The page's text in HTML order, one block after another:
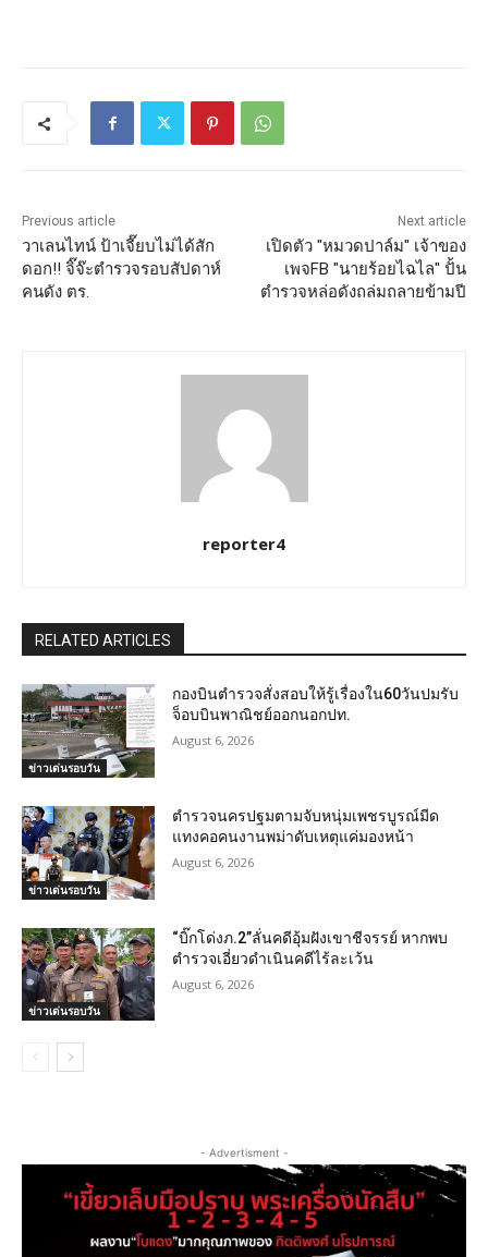
Previous article
วาเลนไทน์ ป้าเจี๊ยบไม่ได้สัก
ดอก!! จิ๊จ๊ะตำรวจรอบสัปดาห์
คนดัง ตร.
Next article
เปิดตัว "หมวดปาล์ม" เจ้าของ
เพจFB "นายร้อยไฉไล" ปั้น
ตำรวจหล่อดังถล่มถลายข้ามปี
reporter4
RELATED ARTICLES
ข่าวเด่นรอบวัน
กองบินตำรวจสั่งสอบให้รู้เรื่องใน60วันปมรับ
จ็อบบินพาณิชย์ออกนอกปท.
August 6, 2026
ข่าวเด่นรอบวัน
ตำรวจนครปฐมตามจับหนุ่มเพชรบูรณ์มีด
แทงคอคนงานพม่าดับเหตุแค่มองหน้า
August 6, 2026
ข่าวเด่นรอบวัน
“บิ๊กโด่งภ.2”ลั่นคดีอุ้มฝังเขาชีจรรย์ หากพบ
ตำรวจเอี่ยวดำเนินคดีไร้ละเว้น
August 6, 2026
- Advertisment -